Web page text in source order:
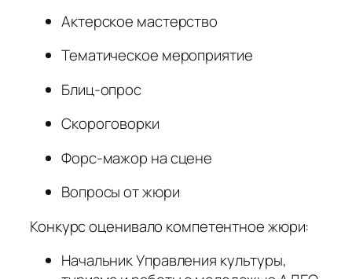
Актерское мастерство
Тематическое мероприятие
Блиц-опрос
Скороговорки
Форс-мажор на сцене
Вопросы от жюри
Конкурс оценивало компетентное жюри:
Начальник Управления культуры,